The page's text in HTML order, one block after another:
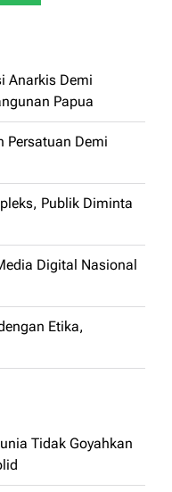
Anarkis Demi
Papua
Persatuan Demi
Publik Diminta
Digital Nasional
Etika,
Tidak Goyahkan